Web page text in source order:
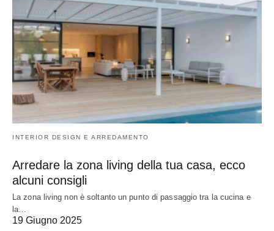
INTERIOR DESIGN E ARREDAMENTO
Arredare la zona living della tua casa, ecco
alcuni consigli
La zona living non è soltanto un punto di passaggio tra la cucina e
la…
19 Giugno 2025